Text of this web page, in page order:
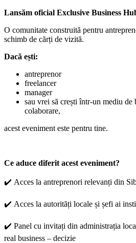
Lansăm oficial Exclusive Business
O comunitate construită pentru
schimb de cărți de vizită.
Dacă ești:
antreprenor
freelancer
manager
sau vrei să crești într-un mediu de
colaborare,
acest eveniment este pentru tine.
Ce aduce diferit acest eveniment?
✔️ Acces la antreprenori relevanți din
✔️ Acces la autorități locale și șefi ai
✔️ Panel cu invitați din administrația
real business – decizie